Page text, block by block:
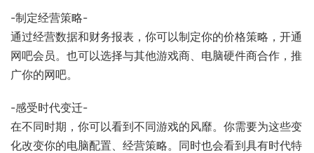
-制定经营策略-
通过经营数据和财务报表，你可以制定你的价格策略，开通
网吧会员。也可以选择与其他游戏商、电脑硬件商合作，推
广你的网吧。
-感受时代变迁-
在不同时期，你可以看到不同游戏的风靡。你需要为这些变
化改变你的电脑配置、经营策略。同时也会看到具有时代特